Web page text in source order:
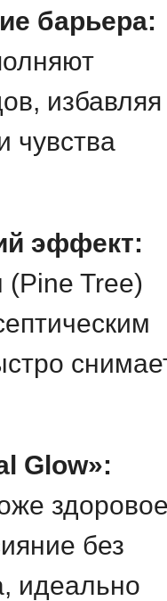
барьера:
избавляя
чувства
эффект:
(Pine Tree)
Glow»:
без
идеально